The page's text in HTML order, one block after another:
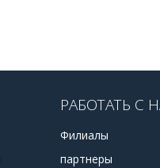
РАБОТАТЬ С
Филиалы
партнеры